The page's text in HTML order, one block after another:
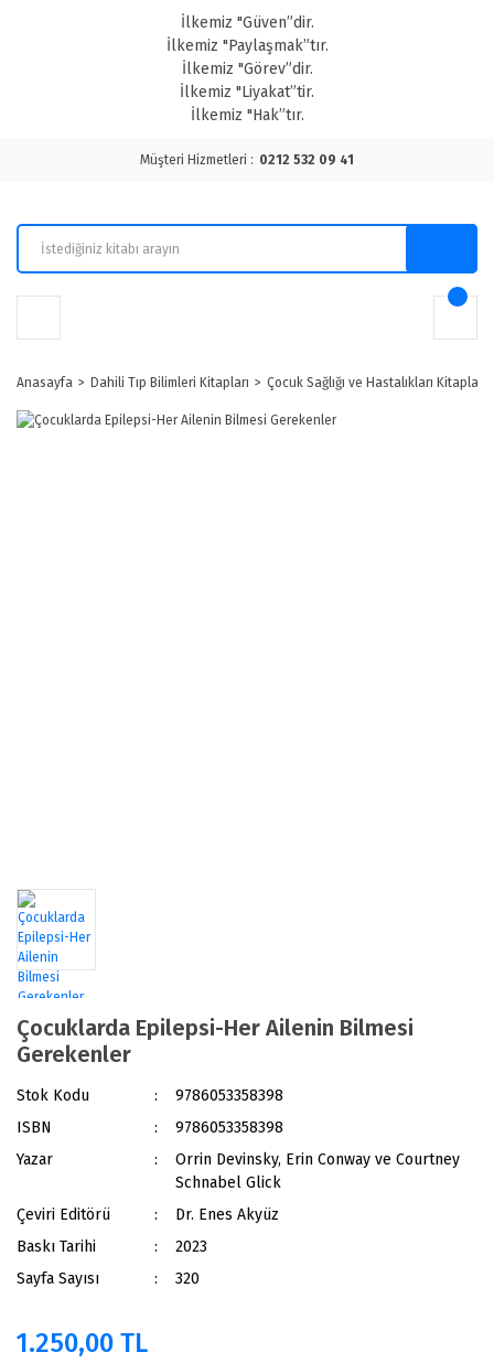
İlkemiz "Güven”dir.
İlkemiz "Paylaşmak”tır.
İlkemiz "Görev”dir.
İlkemiz "Liyakat”tir.
İlkemiz "Hak”tır.
Müşteri Hizmetleri : 0212 532 09 41
Anasayfa Dahili Tıp Bilimleri Kitapları Çocuk Sağlığı ve Hastalıkları Kitapları
Çocuklarda Epilepsi-Her Ailenin Bilmesi
Gerekenler
Stok Kodu
9786053358398
ISBN
9786053358398
Yazar
Orrin Devinsky, Erin Conway ve Courtney
Schnabel Glick
Çeviri Editörü
Dr. Enes Akyüz
Baskı Tarihi
2023
Sayfa Sayısı
320
1.250,00 TL